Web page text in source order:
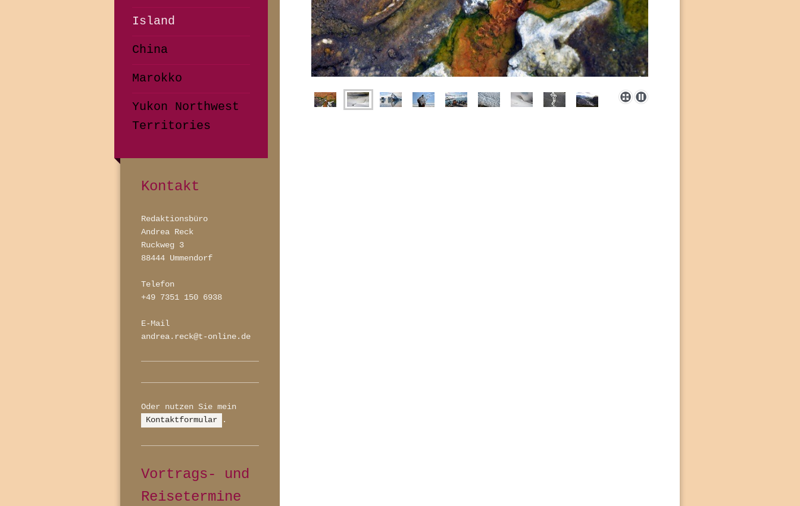
Island
China
Marokko
Yukon Northwest
Territories
Kontakt
Redaktionsbüro
Andrea Reck
Ruckweg 3
88444 Ummendorf
Telefon
+49 7351 150 6938
E-Mail
andrea.reck@t-online.de
Oder nutzen Sie mein
Kontaktformular
.
Vortrags- und
Reisetermine